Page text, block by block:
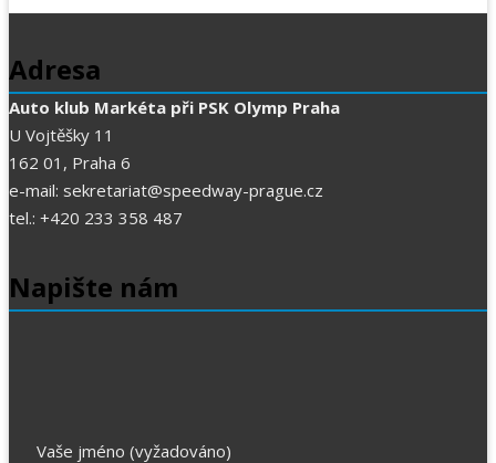
Adresa
Auto klub Markéta při PSK Olymp Praha
U Vojtěšky 11
162 01, Praha 6
e-mail: sekretariat@speedway-prague.cz
tel.: +420 233 358 487
Napište nám
Vaše jméno (vyžadováno)